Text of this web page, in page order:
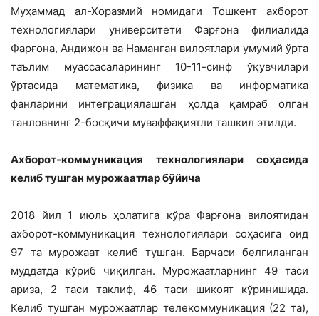
Муҳаммад ал-Хоразмий номидаги Тошкент ахборот
технологиялари университети Фарғона филиалида
Фарғона, Андижон ва Наманган вилоятлари умумий ўрта
таълим муассасаларининг 10-11-синф ўқувчилари
ўртасида математика, физика ва информатика
фанларини интеграциялашган ҳолда қамраб олган
танловнинг 2-босқичи муваффақиятли ташкил этилди.
Ахборот-коммуникация технологиялари соҳасида
келиб тушган мурожаатлар бўйича
2018 йил 1 июль ҳолатига кўра Фарғона вилоятидан
ахборот-коммуникация технологиялари соҳасига оид
97 та мурожаат келиб тушган. Барчаси белгиланган
муддатда кўриб чиқилган. Мурожаатларнинг 49 таси
ариза, 2 таси таклиф, 46 таси шикоят кўринишида.
Келиб тушган мурожаатлар телекоммуникация (22 та),